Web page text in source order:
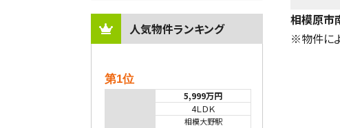
人気物件ランキング
第1位
5,999万円
4ＬＤＫ
相模大野駅
相模原市
※物件に